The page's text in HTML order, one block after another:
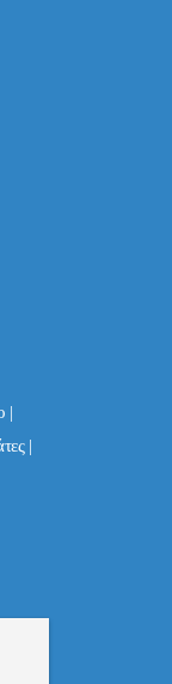
|
|